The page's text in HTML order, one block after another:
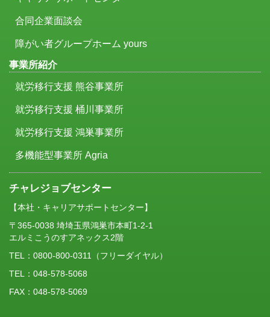
合同企業面談会
障がい者グループホーム yours
事業所紹介
就労移行支援 熊谷事業所
就労移行支援 桶川事業所
就労移行支援 鴻巣事業所
多機能型事業所 Agria
チャレジョブセンター
【本社・キャリアサポートセンター】
〒365-0038 埼埼玉県鴻巣市本町1-2-1
エルミこうのすアネックス2階
TEL： 0800-800-0311 （フリーダイヤル）
TEL：048-578-5068
FAX：048-578-5069